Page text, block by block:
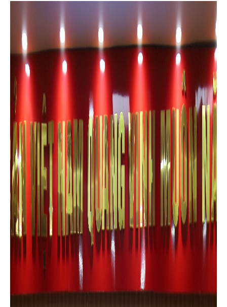
sáng tạo và chuyển đổi số quốc gia. Hội nghị được tổ chức theo
hình thức trực tuyến, kết nối từ điểm cầu tỉnh đến các xã,
phường.